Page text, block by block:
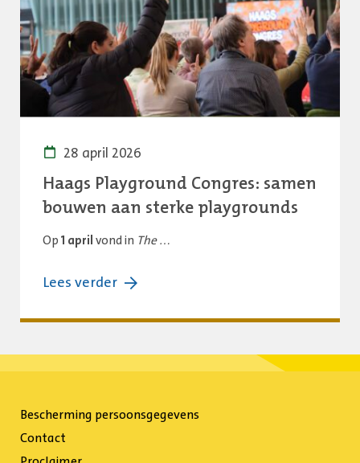
orde?
Dan
vervalt
de
gemeentelijk
28 april 2026
Haags Playground Congres: samen
bouwen aan sterke playgrounds
Op 1 april vond in The …
Lees verder over:
Playground
Congres:
samen
aan
Bescherming persoonsgegevens
Contact